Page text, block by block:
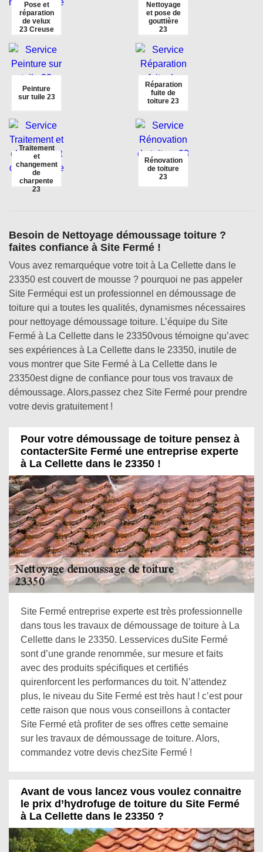
Pose et
réparation
de velux
23 Creuse
Nettoyage
et pose de
gouttière
23
Peinture
sur tuile 23
Réparation
fuite de
toiture 23
Traitement
et
changement
de
charpente
23
Rénovation
de toiture
23
Besoin de Nettoyage démoussage toiture ?
faites confiance à Site Fermé !
Vous avez remarquéque votre toit à La Cellette dans le
23350 est couvert de mousse ? pourquoi ne pas appeler
Site Ferméqui est un professionnel en démoussage de
toiture qui a toutes les qualités, dynamismes nécessaires
pour nettoyage démoussage toiture. L’équipe du Site
Fermé à La Cellette dans le 23350vous témoigne qu’avec
ses expériences à La Cellette dans le 23350, inutile de
vous montrer que Site Fermé à La Cellette dans le
23350est digne de confiance pour tous vos travaux de
démoussage. Alors,passez chez Site Fermé pour prendre
votre devis gratuitement !
Pour votre démoussage de toiture pensez à
contacterSite Fermé une entreprise experte
à La Cellette dans le 23350 !
Site Fermé entreprise experte est très professionnelle
dans tous les travaux de démoussage de toiture à La
Cellette dans le 23350. Lesservices duSite Fermé
sont d’une grande renommée, sur mesure et faits
avec des produits spécifiques et certifiés
quirenforcent les performances du toit. N’attendez
plus, le niveau du Site Fermé est très haut ! c’est pour
cette raison que nous vous conseillons à contacter
Site Fermé età profiter de ses offres cette semaine
sur les travaux de démoussage de toiture. Alors,
commandez votre devis chezSite Fermé !
Avant de vous lancez vous voulez connaitre
le prix d’hydrofuge de toiture du Site Fermé
à La Cellette dans le 23350 ?